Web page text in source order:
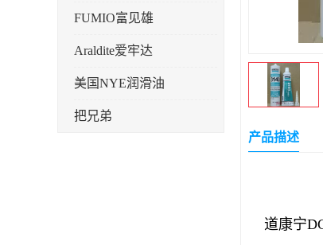
FUMIO富见雄
Araldite爱牢达
美国NYE润滑油
把兄弟
产品描述
道康宁